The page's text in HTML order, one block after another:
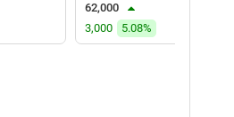
62,000
3,000
5.08%